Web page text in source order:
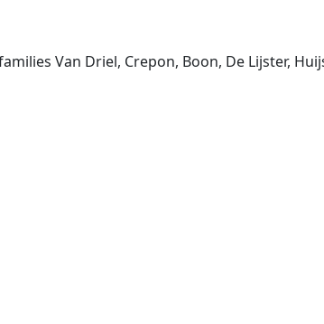
Van Driel, Crepon, Boon, De Lijster,